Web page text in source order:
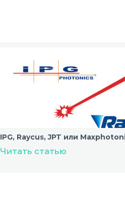
IPG, Raycus, JPT или
Читать статью